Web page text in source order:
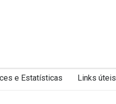
e Estatísticas Links úteis